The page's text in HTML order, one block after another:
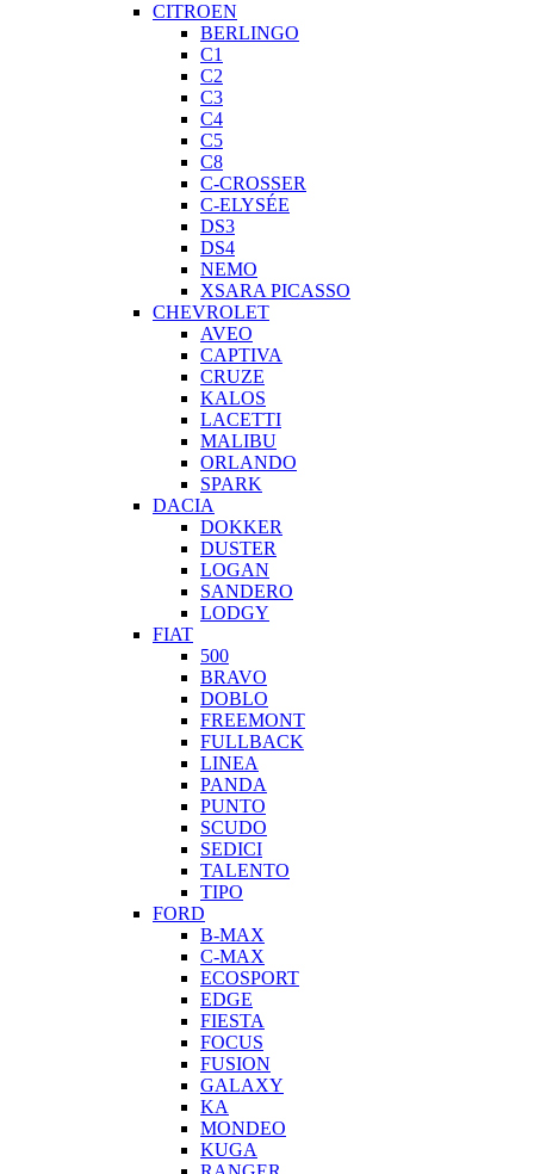
CITROEN
BERLINGO
C1
C2
C3
C4
C5
C8
C-CROSSER
C-ELYSÉE
DS3
DS4
NEMO
XSARA PICASSO
CHEVROLET
AVEO
CAPTIVA
CRUZE
KALOS
LACETTI
MALIBU
ORLANDO
SPARK
DACIA
DOKKER
DUSTER
LOGAN
SANDERO
LODGY
FIAT
500
BRAVO
DOBLO
FREEMONT
FULLBACK
LINEA
PANDA
PUNTO
SCUDO
SEDICI
TALENTO
TIPO
FORD
B-MAX
C-MAX
ECOSPORT
EDGE
FIESTA
FOCUS
FUSION
GALAXY
KA
MONDEO
KUGA